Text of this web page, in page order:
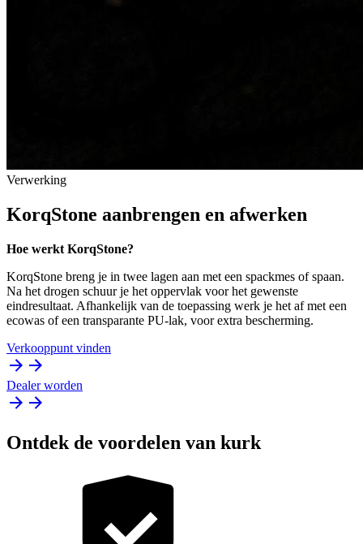
Verwerking
KorqStone aanbrengen en afwerken
Hoe werkt KorqStone?
KorqStone breng je in twee lagen aan met een spackmes of spaan.
Na het drogen schuur je het oppervlak voor het gewenste
eindresultaat. Afhankelijk van de toepassing werk je het af met een
ecowas of een transparante PU-lak, voor extra bescherming.
Verkooppunt vinden
Dealer worden
Ontdek de voordelen van kurk